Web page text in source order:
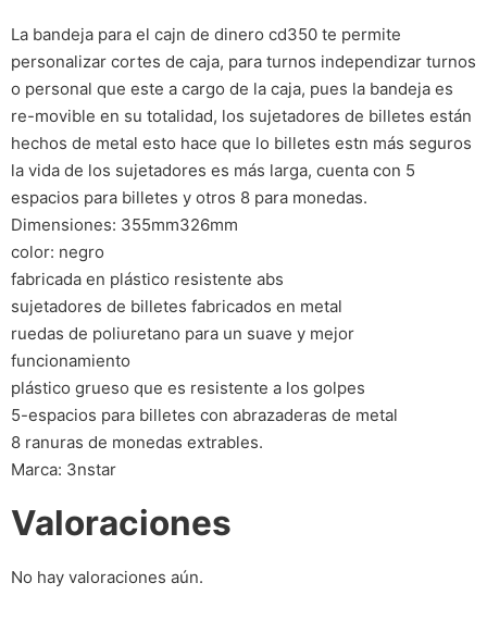
La bandeja para el cajn de dinero cd350 te permite
personalizar cortes de caja, para turnos independizar turnos
o personal que este a cargo de la caja, pues la bandeja es
re-movible en su totalidad, los sujetadores de billetes están
hechos de metal esto hace que lo billetes estn más seguros
la vida de los sujetadores es más larga, cuenta con 5
espacios para billetes y otros 8 para monedas.
Dimensiones: 355mm326mm
color: negro
fabricada en plástico resistente abs
sujetadores de billetes fabricados en metal
ruedas de poliuretano para un suave y mejor
funcionamiento
plástico grueso que es resistente a los golpes
5-espacios para billetes con abrazaderas de metal
8 ranuras de monedas extrables.
Marca: 3nstar
Valoraciones
No hay valoraciones aún.